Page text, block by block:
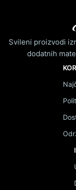
Svileni proizvodi
dodatnih